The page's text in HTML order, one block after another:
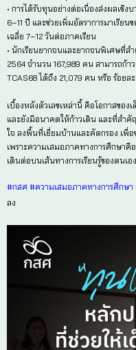
โอกาสในการเรียนรู้ก็ยั
กสศ. สนับสนุนการใช้น
(Proxy Means Test:
400,000 คน ร่วมค้นหา
จากกระบวนการดังกล่
ยากจนร้อยละ 15 ล่าง
คน ครอบคลุมสถานศึกษ
ศึกษาของครัวเรือน แ
ผลลัพธ์ที่เกิดขึ้นสะท้อน
เด็กได้จริง
• นักเรียนที่ได้รับทุนเ
• การได้รับทุนอย่างต่
6–11 ปี และช่วยเพิ่มอั
เฉลี่ย 7–12 วันต่อภาคเ
• นักเรียนยากจนและ
2564 จำนวน